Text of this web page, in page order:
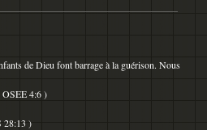
de Dieu font barrage à la guérison. Nous
4:6 )
28:13 )